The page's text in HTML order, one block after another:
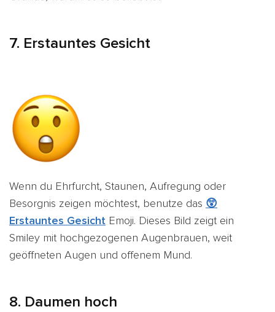
7. Erstauntes Gesicht
Wenn du Ehrfurcht, Staunen, Aufregung oder
Besorgnis zeigen möchtest, benutze das 😲
Erstauntes Gesicht Emoji. Dieses Bild zeigt ein
Smiley mit hochgezogenen Augenbrauen, weit
geöffneten Augen und offenem Mund.
8. Daumen hoch